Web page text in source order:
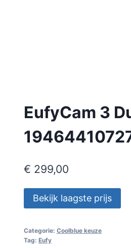
EufyCam 3
€ 299,00
Bekijk laagste prijs
Categorie: Coolblue keuze
Tag: Eufy